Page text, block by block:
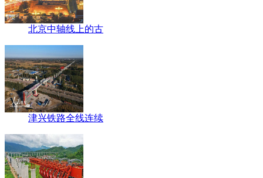
北京中轴线上的古
津兴铁路全线连续